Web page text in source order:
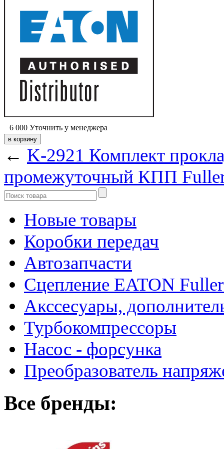
6 000 Уточнить у менеджера
← K-2921 Комплект
промежуточный КПП
Новые товары
Коробки передач
Автозапчасти
Сцепление EATON
Акссесуары,
Турбокомпрессоры
Насос - форсунка
Преобразователь
Все бренды: